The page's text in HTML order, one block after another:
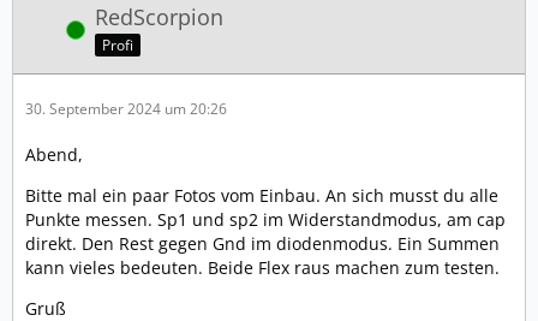
Online RedScorpion
Profi
30. September 2024 um 20:26
Abend,
Bitte mal ein paar Fotos vom Einbau. An sich musst du alle
Punkte messen. Sp1 und sp2 im Widerstandmodus, am cap
direkt. Den Rest gegen Gnd im diodenmodus. Ein Summen
kann vieles bedeuten. Beide Flex raus machen zum testen.
Gruß